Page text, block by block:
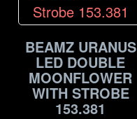
BEAMZ URANUS
LED DOUBLE
MOONFLOWER
WITH STROBE
153.381